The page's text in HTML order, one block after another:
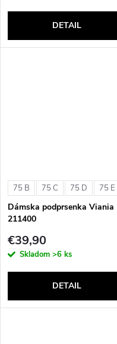
DETAIL
75 B 75 C 75 D 75 E
Dámska podprsenka Viania
211400
€39,90
Skladom >6 ks
DETAIL